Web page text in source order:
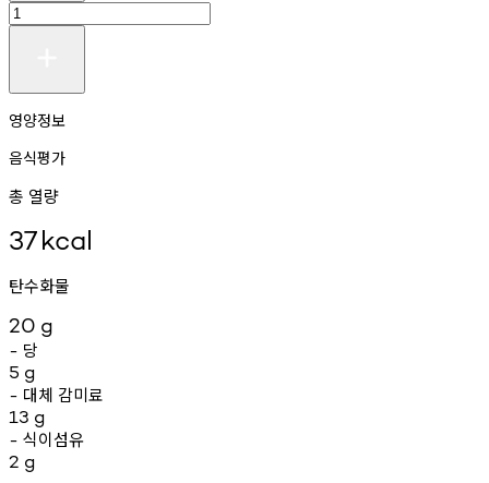
영양정보
음식평가
총 열량
37kcal
탄수화물
20 g
- 당
5 g
- 대체 감미료
13 g
- 식이섬유
2 g